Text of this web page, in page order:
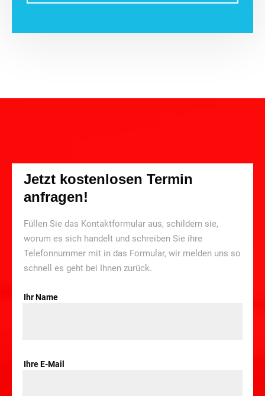
Jetzt kostenlosen Termin
anfragen!
Füllen Sie das Kontaktformular aus, schildern sie,
worum es sich handelt und schreiben Sie ihre
Telefonnummer mit in das Formular, wir melden uns so
schnell es geht bei Ihnen zurück.
Ihr Name
Ihre E-Mail